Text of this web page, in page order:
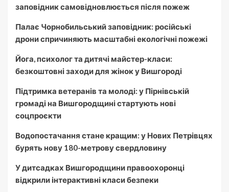
заповідник самовідновлюється після пожеж
Палає Чорнобильський заповідник: російські
дрони спричиняють масштабні екологічні пожежі
Йога, психолог та дитячі майстер-класи:
безкоштовні заходи для жінок у Вишгороді
Підтримка ветеранів та молоді: у Пірнівській
громаді на Вишгородщині стартують нові
соцпроєкти
Водопостачання стане кращим: у Нових Петрівцях
бурять нову 180-метрову свердловину
У дитсадках Вишгородщини правоохоронці
відкрили інтерактивні класи безпеки